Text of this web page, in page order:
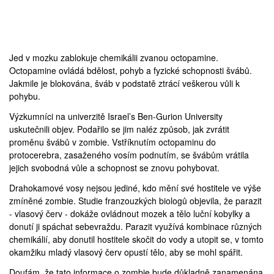
Jed v mozku zablokuje chemikálii zvanou octopamine.
Octopamine ovládá bdělost, pohyb a fyzické schopnosti švábů.
Jakmile je blokována, šváb v podstatě ztrácí veškerou vůli k
pohybu.
Výzkumníci na univerzitě Israel’s Ben-Gurion University
uskutečnili objev. Podařilo se jim naléz způsob, jak zvrátit
proměnu švábů v zombie. Vstříknutím octopaminu do
protocerebra, zasaženého vosím podnutím, se švábům vrátila
jejich svobodná vůle a schopnost se znovu pohybovat.
Drahokamové vosy nejsou jediné, kdo mění své hostitele ve výše
zmíněné zombie. Studie franzouzkých biologů objevila, že parazit
- vlasový červ - dokáže ovládnout mozek a tělo luční kobylky a
donutí ji spáchat sebevraždu. Parazit využívá kombinace různých
chemikálií, aby donutil hostitele skočit do vody a utopit se, v tomto
okamžiku mladý vlasový červ opustí tělo, aby se mohl spářit.